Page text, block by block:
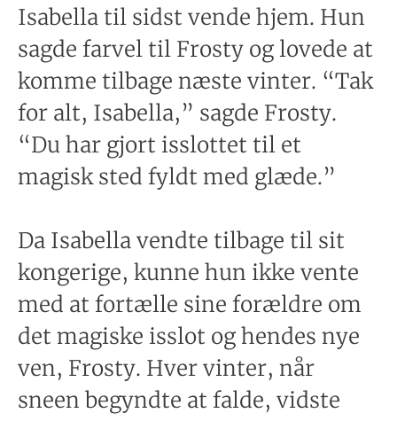
Isabella til sidst vende hjem. Hun
sagde farvel til Frosty og lovede at
komme tilbage næste vinter. “Tak
for alt, Isabella,” sagde Frosty.
“Du har gjort isslottet til et
magisk sted fyldt med glæde.”
Da Isabella vendte tilbage til sit
kongerige, kunne hun ikke vente
med at fortælle sine forældre om
det magiske isslot og hendes nye
ven, Frosty. Hver vinter, når
sneen begyndte at falde, vidste